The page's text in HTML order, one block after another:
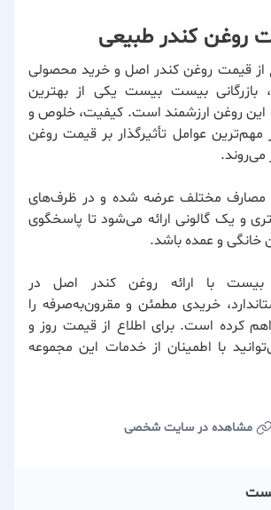
روغن کندر طبیعی
از قیمت روغن کندر اصل و خرید محصولی
بازرگانی بیست بیستیکی از بهترین
این روغن ارزشمند است. کیفیت، خلوص و
عوامل تأثیرگذار بر قیمت روغن
می‌روند.
مصارف مختلف عرضه شده و در ظرف‌های
و یک گالونی ارائه می‌شود تا پاسخگوی
خانگی و عمده باشد.
بیستبا ارائه روغن کندر اصل در
خریدی مطمئن و مقرون‌به‌صرفه را
کرده است. برای اطلاع از قیمت روز و
با اطمینان از خدمات این مجموعه
مشاهده در سایت شخصی